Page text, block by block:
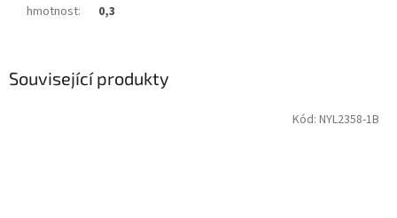
Související produkty
Kód: NYL2358-1B
hmotnost: 0,3